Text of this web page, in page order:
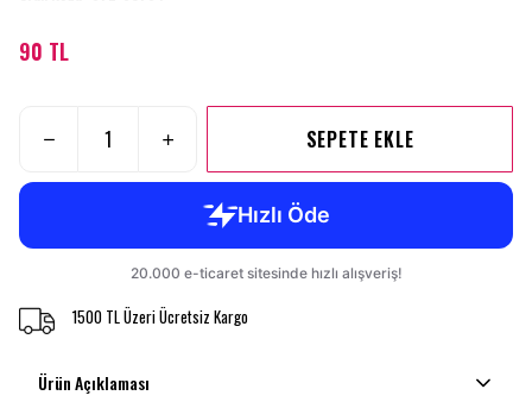
90 TL
SEPETE EKLE
1500 TL Üzeri Ücretsiz Kargo
Ürün Açıklaması